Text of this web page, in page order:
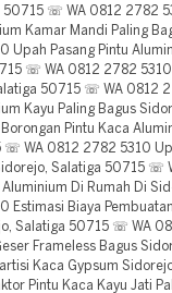
50715 ☏ WA 0812 2782
Kamar Mandi Paling
Pasang Pintu
☏ WA 0812 2782 5310
50715 ☏ WA 0812
Kayu Paling Bagus
Pintu Kaca
☏ WA 0812 2782 5310
Salatiga 50715 ☏
Di Rumah Di
Biaya
Salatiga 50715 ☏ WA
Frameless Bagus
Kaca Gypsum
Pintu Kaca Kayu Jati